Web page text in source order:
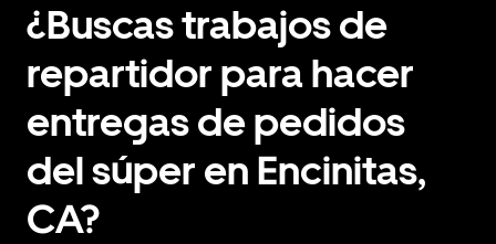
¿Buscas trabajos de
repartidor para hacer
entregas de pedidos
del súper en Encinitas,
CA?